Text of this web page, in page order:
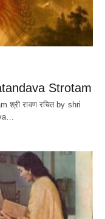
Strotam
श्री रावण रचित by shri